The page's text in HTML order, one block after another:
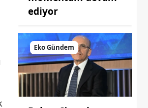
ediyor
Eko Gündem